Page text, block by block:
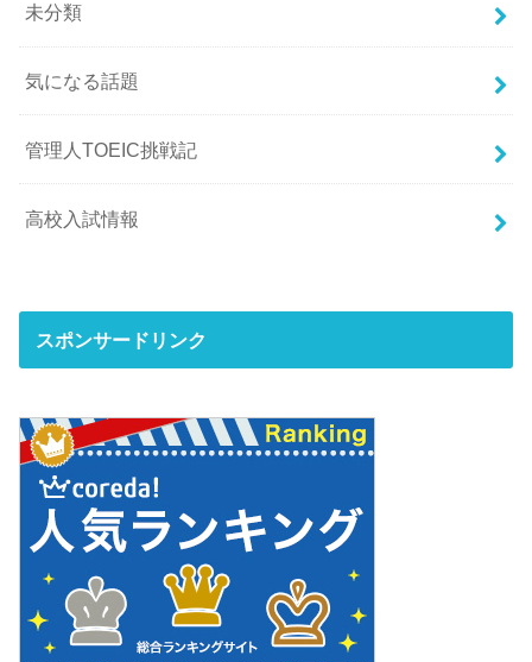
未分類
気になる話題
管理人TOEIC挑戦記
高校入試情報
スポンサードリンク